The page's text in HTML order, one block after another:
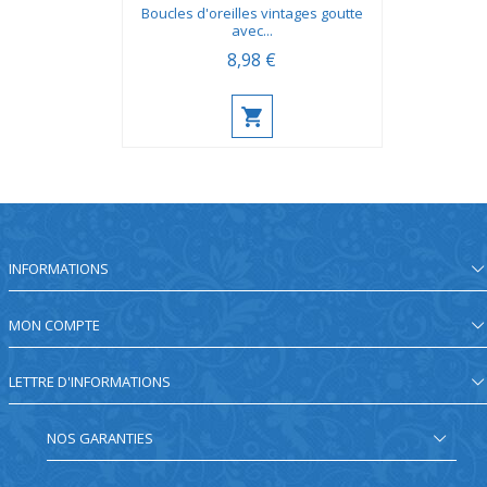
Boucles d'oreilles vintages goutte
avec...
8,98 €
INFORMATIONS
MON COMPTE
LETTRE D'INFORMATIONS
NOS GARANTIES